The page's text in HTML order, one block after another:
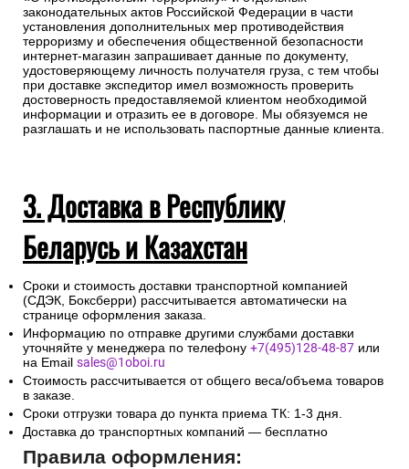
законодательных актов Российской Федерации в части
установления дополнительных мер противодействия
терроризму и обеспечения общественной безопасности
интернет-магазин запрашивает данные по документу,
удостоверяющему личность получателя груза, с тем чтобы
при доставке экспедитор имел возможность проверить
достоверность предоставляемой клиентом необходимой
информации и отразить ее в договоре. Мы обязуемся не
разглашать и не использовать паспортные данные клиента.
3. Доставка в Республику
Беларусь и Казахстан
Сроки и стоимость доставки транспортной компанией
(СДЭК, Боксберри) рассчитывается автоматически на
странице оформления заказа.
Информацию по отправке другими службами доставки
уточняйте у менеджера по телефону +7(495)128-48-87 или
на Email sales@1oboi.ru
Стоимость рассчитывается от общего веса/объема товаров
в заказе.
Сроки отгрузки товара до пункта приема ТК: 1-3 дня.
Доставка до транспортных компаний — бесплатно
Правила оформления: